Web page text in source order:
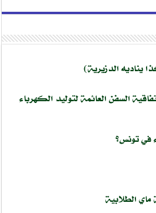
يناديه الدزيرية)
السفن العائمة لتوليد الكهرباء
في تونس؟
ماي الطلابية